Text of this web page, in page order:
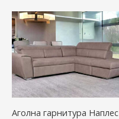
Аголна гарнитура Наплес